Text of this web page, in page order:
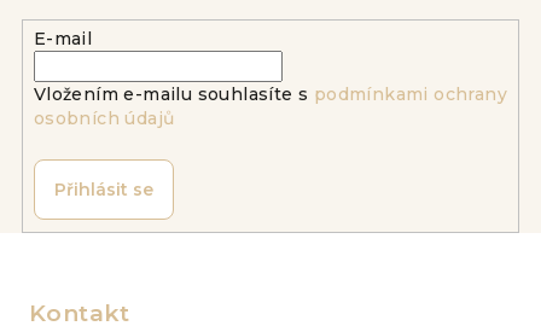
E-mail
Vložením e-mailu souhlasíte s podmínkami ochrany
osobních údajů
Přihlásit se
Kontakt